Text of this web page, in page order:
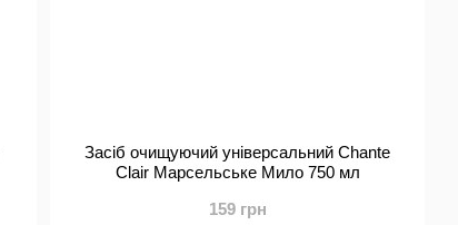
Засіб очищуючий універсальний Chante
Clair Марсельське Мило 750 мл
159 грн